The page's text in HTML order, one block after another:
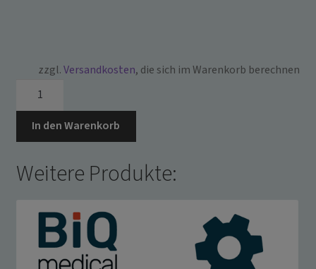
zzgl.Versandkosten, die sich im Warenkorb berechnen
38006
SIEBKORB
FÜR
1
Hysteroskop,
maschinellen
Aufbereitung,
In den Warenkorb
Weitere Produkte: